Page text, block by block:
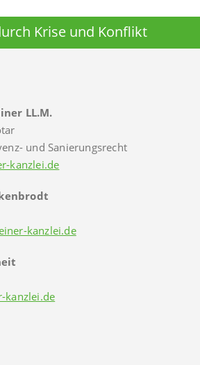
Krise und Konflikt
LL.M.
und Sanierungsrecht
kanzlei.de
kanzlei.de
kanzlei.de